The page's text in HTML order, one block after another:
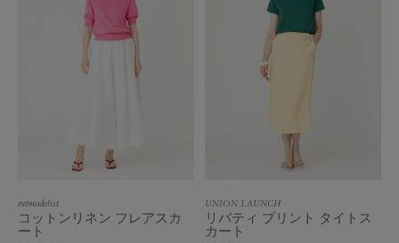
mtmodelist
コットンリネン フレアスカ
ート
UNION LAUNCH
リバティ プリント タイトス
カート